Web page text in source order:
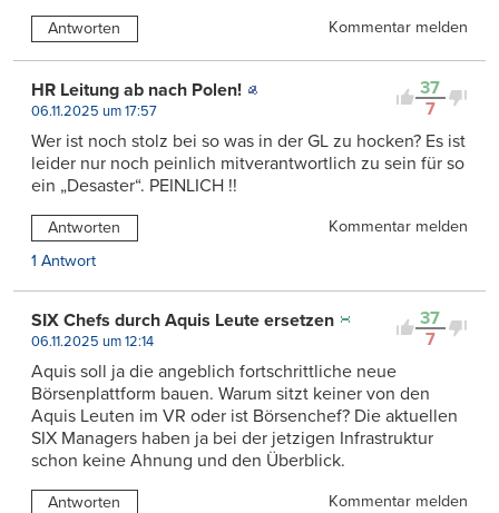
Antworten Kommentar melden
37
7
HR Leitung ab nach Polen!
06.11.2025 um 17:57
Wer ist noch stolz bei so was in der GL zu hocken? Es ist
leider nur noch peinlich mitverantwortlich zu sein für so
ein „Desaster“. PEINLICH !!
Antworten
Kommentar melden
1 Antwort
37
7
SIX Chefs durch Aquis Leute ersetzen
06.11.2025 um 12:14
Aquis soll ja die angeblich fortschrittliche neue
Börsenplattform bauen. Warum sitzt keiner von den
Aquis Leuten im VR oder ist Börsenchef? Die aktuellen
SIX Managers haben ja bei der jetzigen Infrastruktur
schon keine Ahnung und den Überblick.
Antworten Kommentar melden